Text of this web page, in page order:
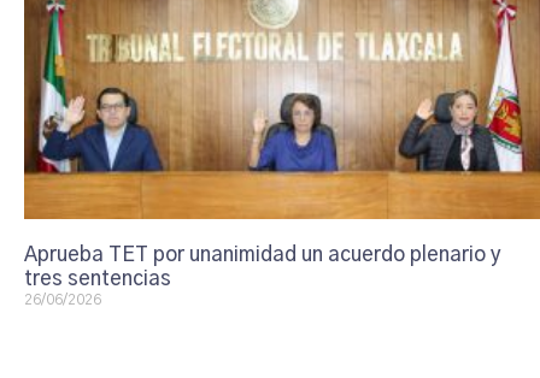
Aprueba TET por unanimidad un acuerdo plenario y
tres sentencias
26/06/2026